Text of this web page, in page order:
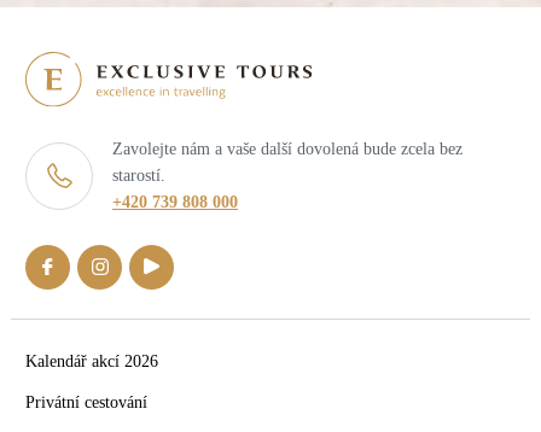
Zavolejte nám a vaše další dovolená bude zcela bez
starostí.
+420 739 808 000
Kalendář akcí 2026
Privátní cestování